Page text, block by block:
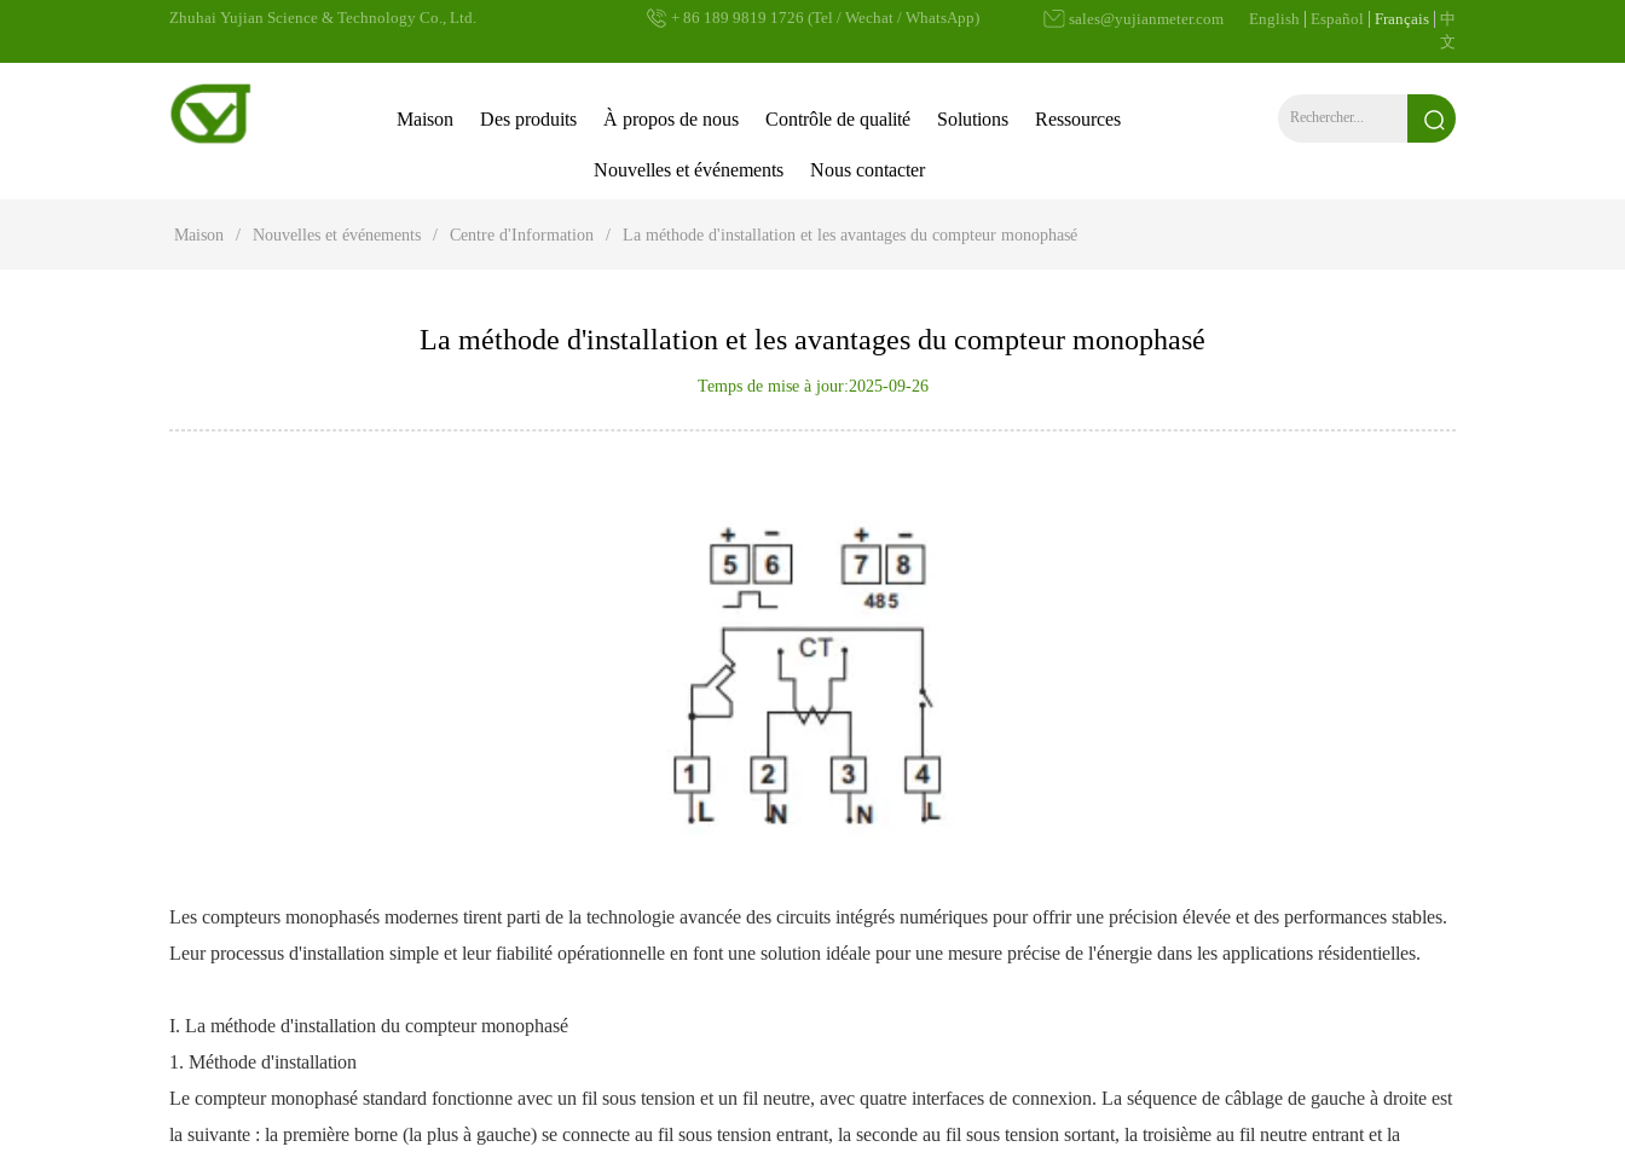
Zhuhai Yujian Science & Technology Co., Ltd. + 86 189 9819 1726 (Tel / Wechat / WhatsApp) sales@yujianmeter.com English Español Français
中
文
Maison Des produits À propos de nous Contrôle de qualité Solutions Ressources
Nouvelles et événements Nous contacter
Maison / Nouvelles et événements / Centre d'Information / La méthode d'installation et les avantages du compteur monophasé
La méthode d'installation et les avantages du compteur monophasé
Temps de mise à jour:2025-09-26
Les compteurs monophasés modernes tirent parti de la technologie avancée des circuits intégrés numériques pour offrir une précision élevée et des performances stables.
Leur processus d'installation simple et leur fiabilité opérationnelle en font une solution idéale pour une mesure précise de l'énergie dans les applications résidentielles.
I. La méthode d'installation du compteur monophasé
1. Méthode d'installation
Le compteur monophasé standard fonctionne avec un fil sous tension et un fil neutre, avec quatre interfaces de connexion. La séquence de câblage de gauche à droite est
la suivante : la première borne (la plus à gauche) se connecte au fil sous tension entrant, la seconde au fil sous tension sortant, la troisième au fil neutre entrant et la